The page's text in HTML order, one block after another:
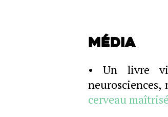
Média
• Un livre
neurosciences,
cerveau maîtrisé